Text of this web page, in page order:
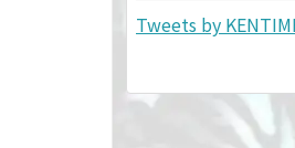
Tweets by